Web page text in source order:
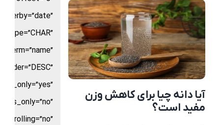
آیا دانه چیا برای کاهش وزن
مفید است؟
orderby=”date”
order=”DESC”
scrolling=”no”